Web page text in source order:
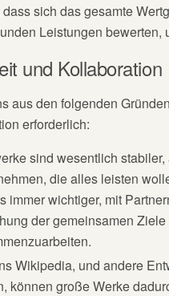
sich das gesamte
Leistungen bewerten,
und Kollaboration
aus den folgenden
erforderlich:
sind wesentlich
die alles leisten
immer wichtiger, mit
der gemeinsamen Ziele
Wikipedia, und andere
können große Werke